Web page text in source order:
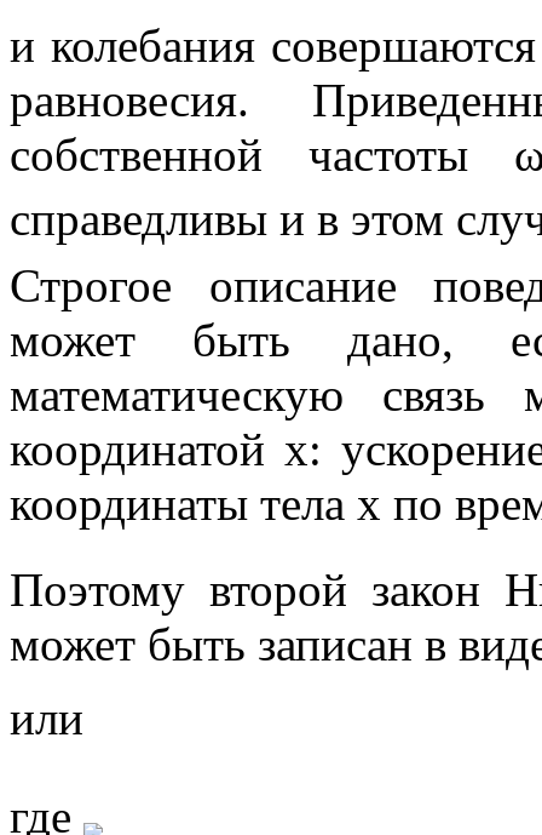
и колебания
равновесия.
собственной частоты
справедливы и в этом
Строгое описание
может быть дано,
математическую
координатой x:
координаты тела x по
Поэтому второй закон
может быть записан в
или
где